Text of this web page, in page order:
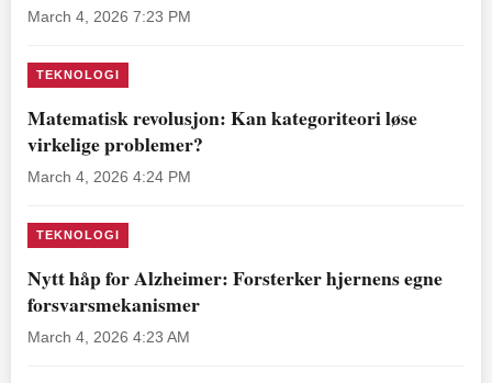
March 4, 2026 7:23 PM
TEKNOLOGI
Matematisk revolusjon: Kan kategoriteori løse
virkelige problemer?
March 4, 2026 4:24 PM
TEKNOLOGI
Nytt håp for Alzheimer: Forsterker hjernens egne
forsvarsmekanismer
March 4, 2026 4:23 AM